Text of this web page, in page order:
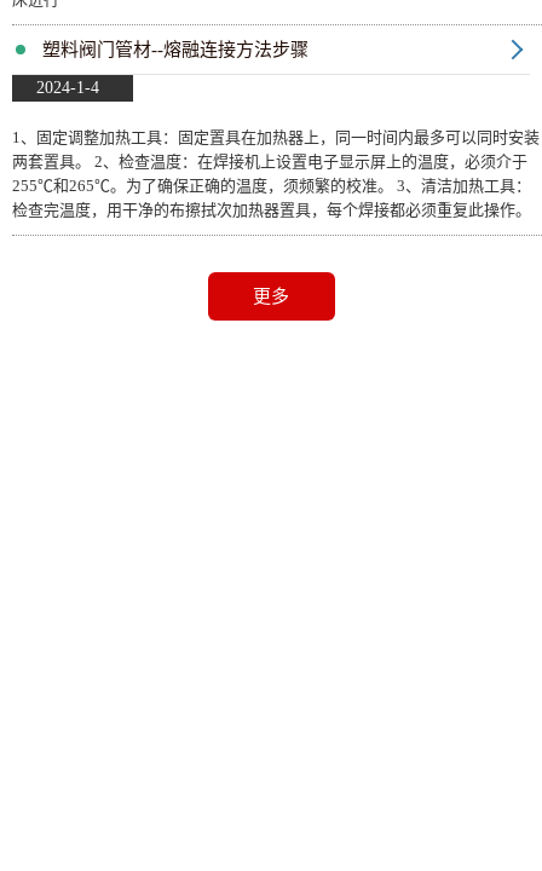
塑料阀门管材--熔融连接方法步骤
2024-1-4
1、固定调整加热工具：固定置具在加热器上，同一时间内最多可以同时安装
两套置具。 2、检查温度：在焊接机上设置电子显示屏上的温度，必须介于
255℃和265℃。为了确保正确的温度，须频繁的校准。 3、清洁加热工具：
检查完温度，用干净的布擦拭次加热器置具，每个焊接都必须重复此操作。
更多